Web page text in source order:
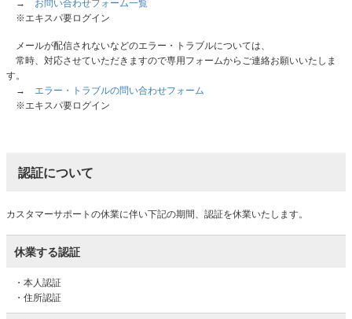
→ お問い合わせフォーム一覧
※エキスパ要ログイン
メールが配信されないなどのエラー・トラブルについては、
常時、対応させていただきますので専用フォームからご連絡お願いいたしま
す。
→ エラー・トラブルの問い合わせフォーム
※エキスパ要ログイン
認証について
カスタマーサポートの休業に伴い下記の期間、認証を休業いたします。
休業する認証
・本人認証
・住所認証